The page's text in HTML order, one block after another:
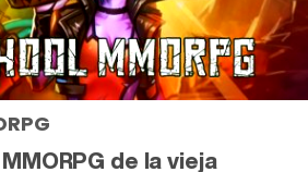
de la vieja